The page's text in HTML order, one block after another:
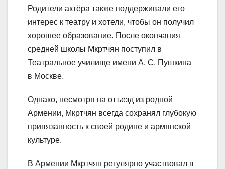
Родители актёра также поддерживали его
интерес к театру и хотели, чтобы он получил
хорошее образование. После окончания
средней школы Мкртчян поступил в
Театральное училище имени А. С. Пушкина
в Москве.
Однако, несмотря на отъезд из родной
Армении, Мкртчян всегда сохранял глубокую
привязанность к своей родине и армянской
культуре.
В Армении Мкртчян регулярно участвовал в